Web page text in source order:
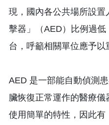
現，國內各公共場所設
擊器」（AED）比例過
台，呼籲相關單位應予以
AED 是一部能自動偵測
臟恢復正常運作的醫療儀
使用簡單的特性，因此